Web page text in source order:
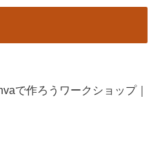
で作ろうワークショップ｜